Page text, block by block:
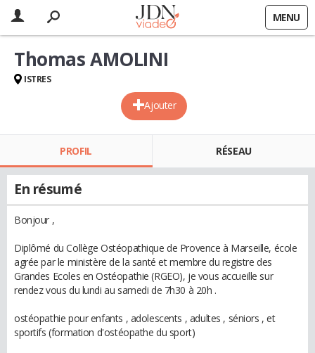
MENU
Ajouter
Thomas AMOLINI
ISTRES
PROFIL RÉSEAU
En résumé
Bonjour ,
Diplômé du Collège Ostéopathique de Provence à Marseille, école
agrée par le ministère de la santé et membre du registre des
Grandes Ecoles en Ostéopathie (RGEO), je vous accueille sur
rendez vous du lundi au samedi de 7h30 à 20h .
ostéopathie pour enfants , adolescents , adultes , séniors , et
sportifs (formation d'ostéopathe du sport)